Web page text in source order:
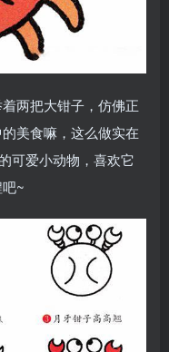
两把大钳子，仿佛正
美食嘛，这么做实在
爱小动物，喜欢它
~